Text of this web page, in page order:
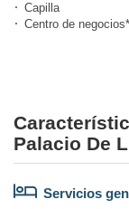
Capilla
Centro de negocios*
Palacio De
Servicios